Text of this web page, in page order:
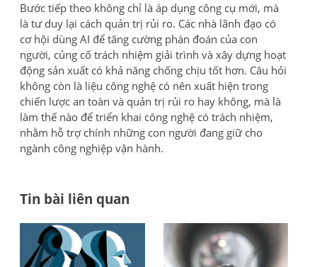
Bước tiếp theo không chỉ là áp dụng công cụ mới, mà
là tư duy lại cách quản trị rủi ro. Các nhà lãnh đạo có
cơ hội dùng AI để tăng cường phán đoán của con
người, củng cố trách nhiệm giải trình và xây dựng hoạt
động sản xuất có khả năng chống chịu tốt hơn. Câu hỏi
không còn là liệu công nghệ có nên xuất hiện trong
chiến lược an toàn và quản trị rủi ro hay không, mà là
làm thế nào để triển khai công nghệ có trách nhiệm,
nhằm hỗ trợ chính những con người đang giữ cho
ngành công nghiệp vận hành.
Tin bài liên quan